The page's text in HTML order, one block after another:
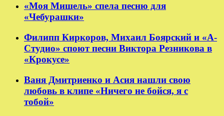
«Моя Мишель» спела песню для
«Чебурашки»
Филипп Киркоров, Михаил Боярский и «А-
Студио» споют песни Виктора Резникова в
«Крокусе»
Ваня Дмитриенко и Асия нашли свою
любовь в клипе «Ничего не бойся, я с
тобой»